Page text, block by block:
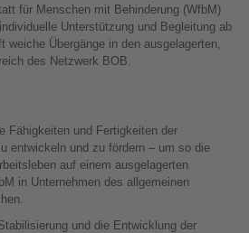
für Menschen mit Behinderung (WfbM)
Unterstützung und Begleitung ab
Übergänge in den ausgelagerten,
des Netzwerk BOB.
Fähigkeiten und Fertigkeiten der
entwickeln und zu fördern – um so die
auf einem ausgelagerten
in Unternehmen des allgemeinen
und die Entwicklung der